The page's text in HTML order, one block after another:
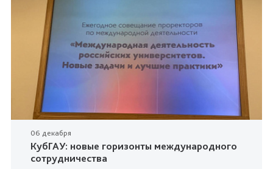
06 декабря
КубГАУ: новые горизонты международного
сотрудничества